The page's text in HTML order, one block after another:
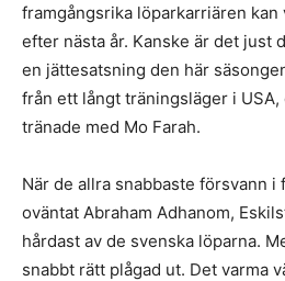
framgångsrika löparkarriären kan
efter nästa år. Kanske är det just
en jättesatsning den här
från ett långt träningsläger i USA,
tränade med Mo Farah.
När de allra snabbaste försvann i
oväntat Abraham Adhanom,
hårdast av de svenska löparna.
snabbt rätt plågad ut. Det varma